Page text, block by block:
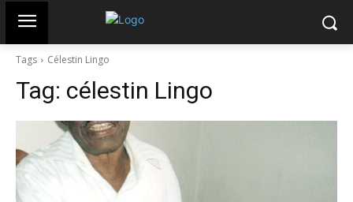
Tags Célestin Lingo
Tag: célestin Lingo